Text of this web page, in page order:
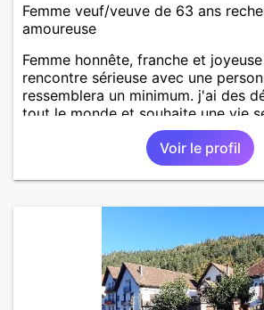
Femme veuf/veuve de 63 ans
amoureuse
Femme honnête, franche et
rencontre sérieuse avec une
ressemblera un minimum. j'ai des
tout le monde et souhaite une vie
relation sur du long terme.
Voir le profil